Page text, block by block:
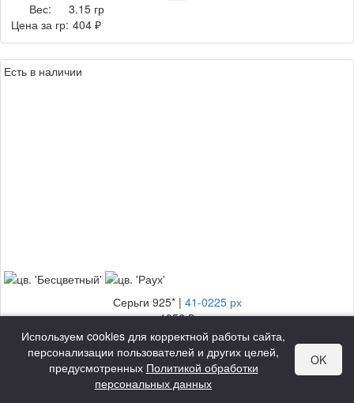
Вес:
3.15 гр
Цена за гр: 404 ₽
Есть в наличии
Серьги 925* | 41-0225 рх
1056 ₽
Вес:
3.19 гр
Цена за гр: 331 ₽
Используем cookies для корректной работы сайта,
персонализации пользователей и других целей,
предусмотренных Политикой обработки
персональных данных
OK